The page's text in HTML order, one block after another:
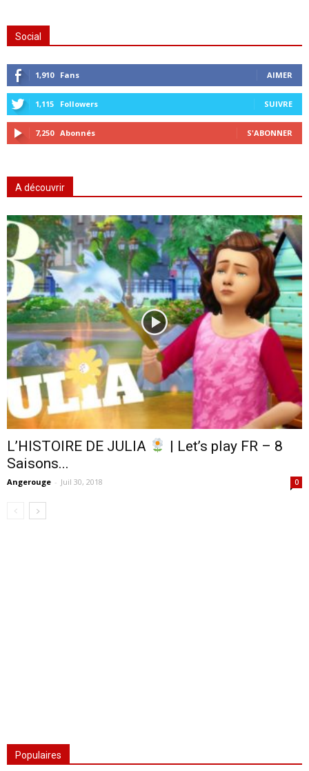
Social
1,910 Fans AIMER
1,115 Followers SUIVRE
7,250 Abonnés S'ABONNER
A découvrir
L’HISTOIRE DE JULIA
| Let’s play FR – 8
Saisons...
Angerouge - Juil 30, 2018 0
Populaires